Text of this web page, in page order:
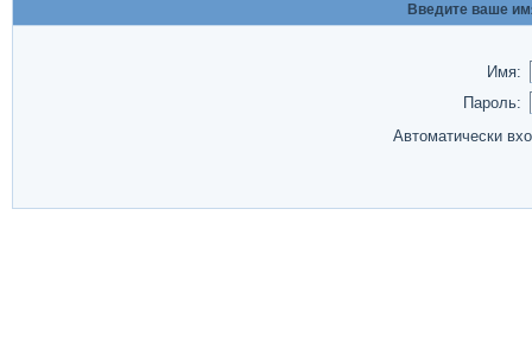
Введите ваше
Имя:
Пароль:
Автоматически